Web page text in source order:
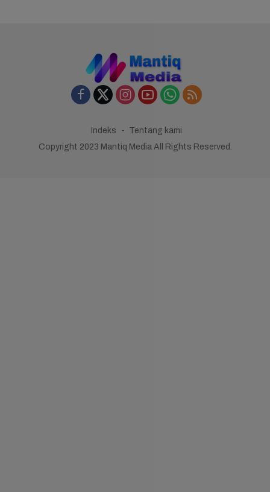
Indeks
Tentang kami
Copyright 2023 Mantiq Media All Rights Reserved.